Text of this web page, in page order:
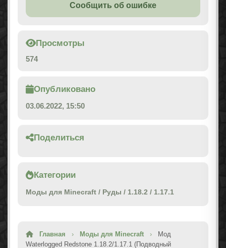
Сообщить об ошибке
Просмотры
574
Опубликовано
03.06.2022, 15:50
Поделиться
Категории
Моды для Minecraft / Руды / 1.18.2 / 1.17.1
Главная › Моды для Minecraft ›
Мод
Waterlogged Redstone 1.18.2/1.17.1 (Подводный